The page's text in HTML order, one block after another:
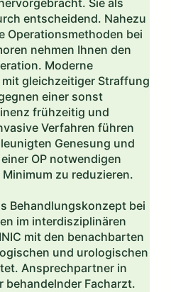
Sie als
entscheidend. Nahezu
Operationsmethoden bei
nehmen Ihnen den
Moderne
gleichzeitiger Straffung
einer sonst
frühzeitig und
Verfahren führen
Genesung und
OP notwendigen
zu reduzieren.
Behandlungskonzept bei
im interdisziplinären
mit den benachbarten
und urologischen
Ansprechpartner in
behandelnder Facharzt.